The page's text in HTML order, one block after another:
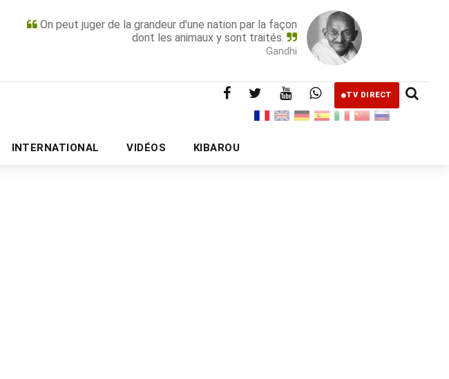
On peut juger de la grandeur d'une nation par la façon
dont les animaux y sont traités.
Gandhi
TV DIRECT
INTERNATIONAL VIDÉOS KIBAROU